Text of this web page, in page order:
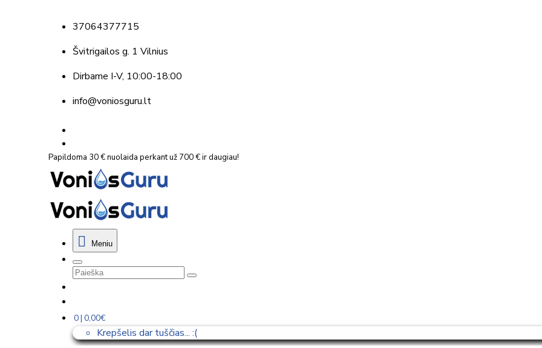
37064377715
Švitrigailos g. 1 Vilnius
Dirbame I-V, 10:00-18:00
info@voniosguru.lt
Papildoma 30 € nuolaida perkant už 700 € ir daugiau!
Meniu
0 | 0,00€
Krepšelis dar tuščias... :(